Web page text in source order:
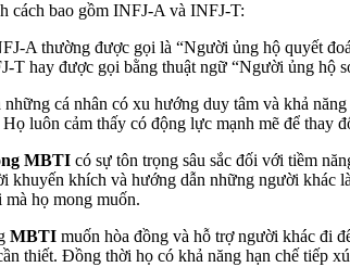
cách bao gồm INFJ-A và INFJ-T:
A thường được gọi là “Người ủng hộ quyết
T hay được gọi bằng thuật ngữ “Người ủng hộ
cá nhân có xu hướng duy tâm và khả
luôn cảm thấy có động lực mạnh mẽ để
MBTI có sự tôn trọng sâu sắc đối với tiềm
khuyến khích và hướng dẫn những người
mà họ mong muốn.
MBTI muốn hòa đồng và hỗ trợ người khác đi
thiết. Đồng thời họ có khả năng hạn chế tiếp